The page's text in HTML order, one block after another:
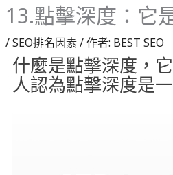
13.點擊深度：它
/SEO排名因素/ 作者: BEST SEO
什麼是點擊深度，
人認為點擊深度是